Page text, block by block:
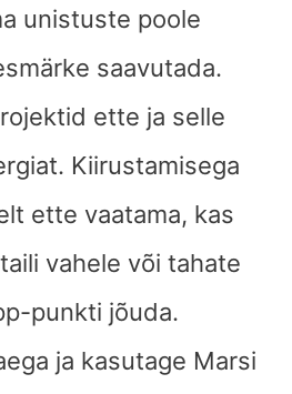
unistuste poole
saavutada.
ette ja selle
Kiirustamisega
ette vaatama, kas
vahele või tahate
punkti jõuda.
ja kasutage Marsi